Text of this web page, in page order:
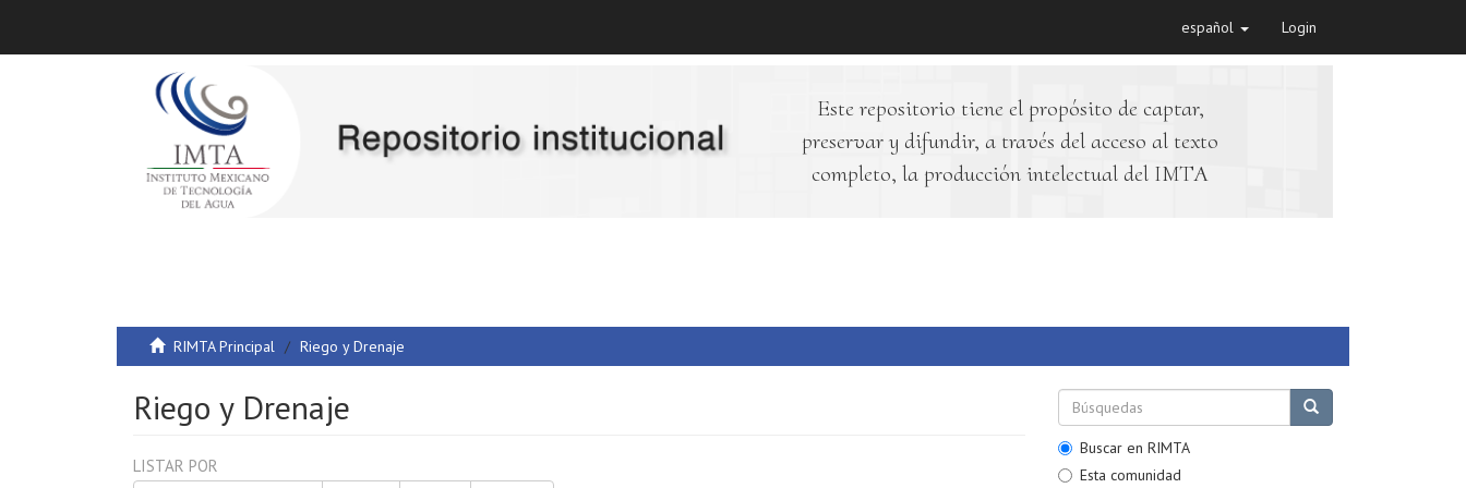
español Login
Este repositorio tiene el propósito de captar,
preservar y difundir, a través del acceso al texto
completo, la producción intelectual del IMTA
RIMTA Principal Riego y Drenaje
Riego y Drenaje
LISTAR POR
Buscar en RIMTA
Esta comunidad